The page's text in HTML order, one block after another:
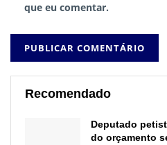
que eu comentar.
Recomendado
Deputado
do orçamento